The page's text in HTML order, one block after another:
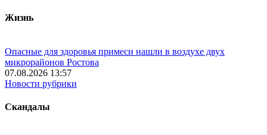
Жизнь
Опасные для здоровья примеси нашли в воздухе двух
микрорайонов Ростова
07.08.2026 13:57
Новости рубрики
Скандалы